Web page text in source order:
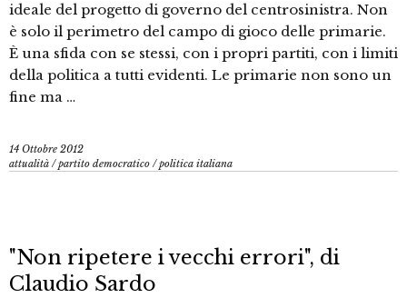
ideale del progetto di governo del centrosinistra. Non
è solo il perimetro del campo di gioco delle primarie.
È una sfida con se stessi, con i propri partiti, con i limiti
della politica a tutti evidenti. Le primarie non sono un
fine ma …
14 Ottobre 2012
attualità /partito democratico /politica italiana
"Non ripetere i vecchi errori", di
Claudio Sardo